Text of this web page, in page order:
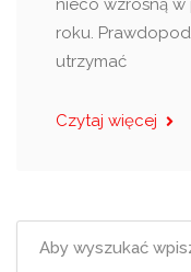
nieco wzrosną
roku.
utrzymać
Czytaj więcej